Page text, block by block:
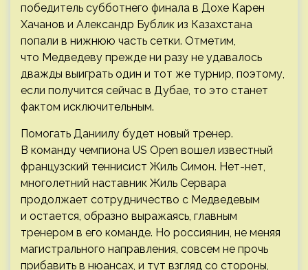
победитель субботнего финала в Дохе Карен
Хачанов и Александр Бублик из Казахстана
попали в нижнюю часть сетки. Отметим,
что Медведеву прежде ни разу не удавалось
дважды выиграть один и тот же турнир, поэтому,
если получится сейчас в Дубае, то это станет
фактом исключительным.
Помогать Даниилу будет новый тренер.
В команду чемпиона US Open вошел известный
французский теннисист Жиль Симон. Нет-нет,
многолетний наставник Жиль Сервара
продолжает сотрудничество с Медведевым
и остается, образно выражаясь, главным
тренером в его команде. Но россиянин, не меняя
магистрального направления, совсем не прочь
прибавить в нюансах, и тут взгляд со стороны,